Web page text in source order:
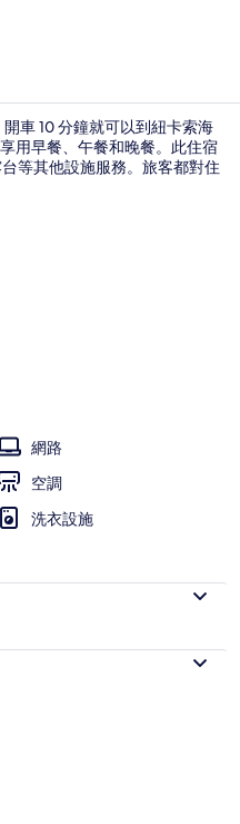
車 10 分鐘就可以到紐卡索海
用早餐、午餐和晚餐。此住宿
等其他設施服務。旅客都對住
網路
空調
洗衣設施